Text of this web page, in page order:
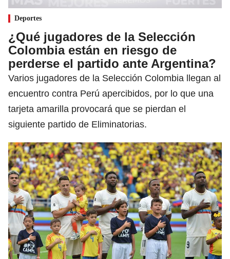
Deportes
¿Qué jugadores de la Selección
Colombia están en riesgo de
perderse el partido ante Argentina?
Varios jugadores de la Selección Colombia llegan al
encuentro contra Perú apercibidos, por lo que una
tarjeta amarilla provocará que se pierdan el
siguiente partido de Eliminatorias.